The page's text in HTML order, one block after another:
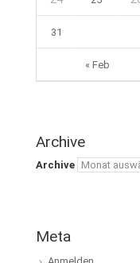
« Feb
31
Archive
Archive
Meta